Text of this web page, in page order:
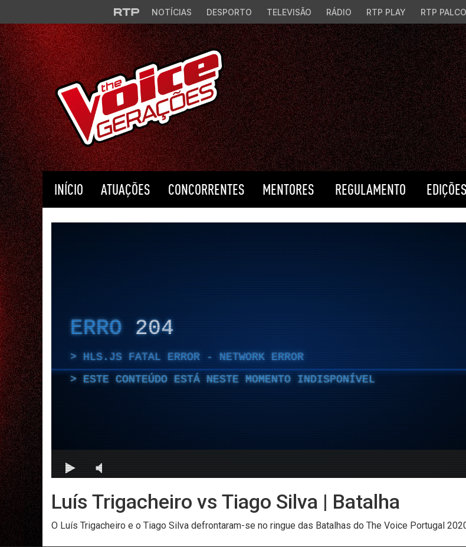
Saltar para o conteúdo principal
NOTÍCIAS DESPORTO TELEVISÃO RÁDIO RTP PLAY RTP PALCO
INÍCIO ATUAÇÕES CONCORRENTES MENTORES REGULAMENTO EDIÇÕES
Luís Trigacheiro vs Tiago Silva | Batalha
O Luís Trigacheiro e o Tiago Silva defrontaram-se no ringue das Batalhas do The Voice Portugal